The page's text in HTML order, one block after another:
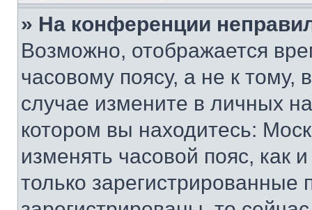
» На конференции
Возможно, отображается
часовому поясу, а не к тому,
случае измените в личных
котором вы находитесь:
изменять часовой пояс, как
только